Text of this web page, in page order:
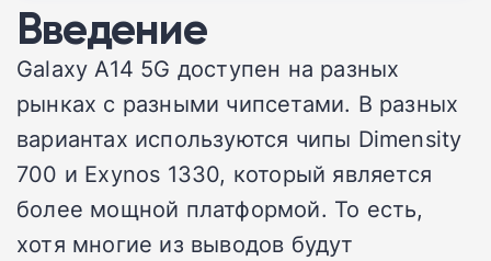
Введение
Galaxy A14 5G доступен на разных
рынках с разными чипсетами. В разных
вариантах используются чипы Dimensity
700 и Exynos 1330, который является
более мощной платформой. То есть,
хотя многие из выводов будут